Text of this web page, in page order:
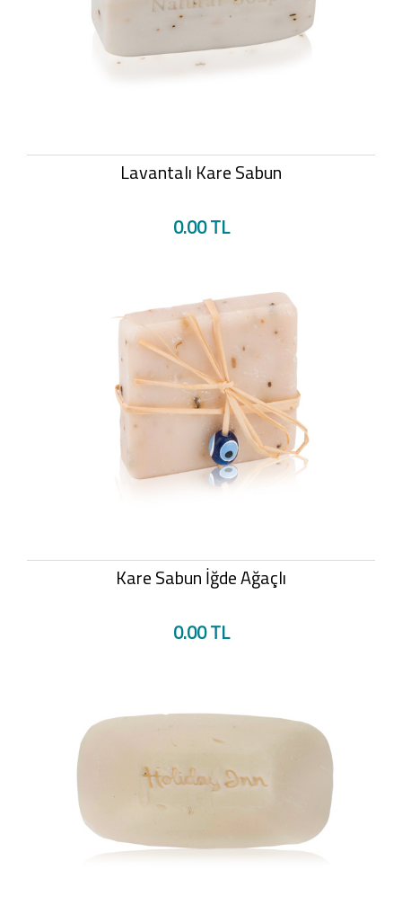
Lavantalı Kare Sabun
0.00 TL
Kare Sabun İğde Ağaçlı
0.00 TL